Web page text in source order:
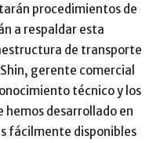
procedimientos de
a respaldar esta
de transporte
gerente comercial
técnico y los
hemos desarrollado en
fácilmente disponibles